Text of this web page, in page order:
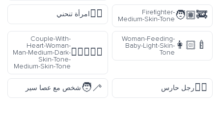
🧑🏽‍🚒
Firefighter-
Medium-Skin-Tone
🙇‍♀️امرأة تنحني
👩🏻‍🍼
Woman-Feeding-
Baby-Light-Skin-
Tone
👩🏾‍❤️‍👨🏽
Couple-With-
Heart-Woman-
Man-Medium-Dark-
Skin-Tone-
Medium-Skin-Tone
💂‍♂️رجل حارس 🧑‍🦯شخص مع عصا سير